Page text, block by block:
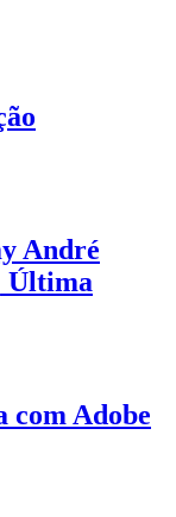
André
Última
com Adobe